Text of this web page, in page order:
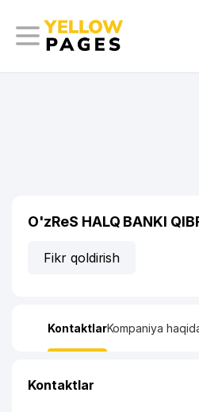
O'zReS HALQ BANKI
Fikr qoldirish
KontaktlarKompaniya
Kontaktlar